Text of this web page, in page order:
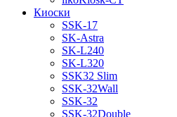
Киоски
SSK-17
SK-Astra
SK-L240
SK-L320
SSK32 Slim
SSK-32Wall
SSK-32
SSK-32Double